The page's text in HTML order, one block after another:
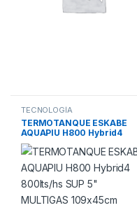
TECNOLOGÍA
TERMOTANQUE ESKABE
AQUAPIU H800 Hybrid4
800lts/hs SUP 5″ MULTIGAS
109x45cm